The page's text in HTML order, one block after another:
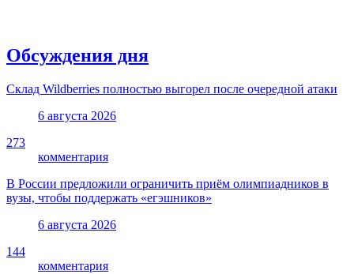
Обсуждения дня
Склад Wildberries полностью выгорел после очередной атаки
6 августа 2026
273
комментария
В России предложили ограничить приём олимпиадников в
вузы, чтобы поддержать «егэшников»
6 августа 2026
144
комментария